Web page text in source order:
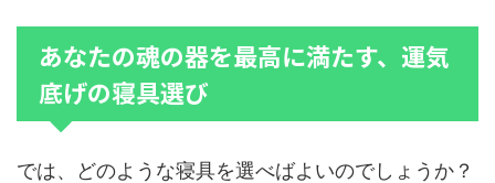
あなたの魂の器を最高に満たす、運気
底げの寝具選び
では、どのような寝具を選べばよいのでしょうか？